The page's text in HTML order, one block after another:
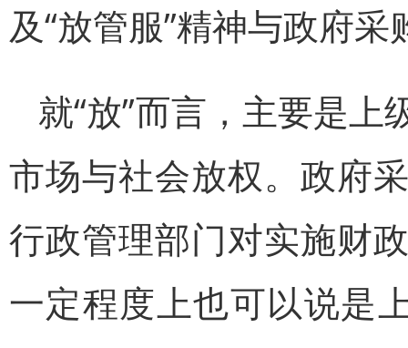
及“放管服”精神与政府
就“放”而言，主要是
市场与社会放权。政府
行政管理部门对实施财
一定程度上也可以说是